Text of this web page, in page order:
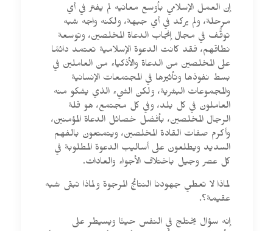
إن العمل الإسلامي بأوسع معانيه لم يفتر في أي
مرحلة، ولم يركد في أي جبهة، ولكنه واجه شبه
توقُّف في مجال إنجاب الدعاة المخلصين، وتوسعة
نطاقهم، فقد كانت الدعوة الإسلامية تعتمد دائمًا
على المخلصين من الدعاة والأذكياء من العاملين في
بسط نفوذها وتأثيرها في المجتمعات الإنسانية
والمجموعات البشرية، ولكن الشيء الذي يشكو منه
العاملون في كل بلد، وفي كل مجتمع، هو قلة
الرجال المخلصين، بأفضل خصائل الدعاة المؤمنين،
وأكرم صفات القادة المخلصين، ويتمتعون بالفهم
السديد ويطلعون على أساليب الدعوة المطلوبة في
كل عصر وجيل باختلاف الأجواء والعادات.
لماذا لا تعطي جهودنا النتائج المرجوة ولماذا تبقى شبه
عقيمة؟.
إنه سؤال يختلج في النفس حينًا ويسيطر على